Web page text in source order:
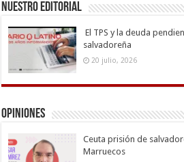
Nuestro Editorial
El TPS y la deuda
salvadoreña
20 julio, 2026
Opiniones
Ceuta prisión de
Marruecos